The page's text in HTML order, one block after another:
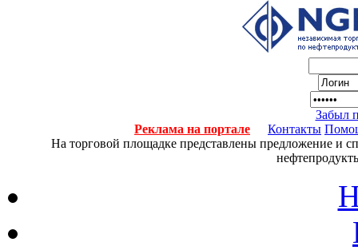
Забыл
Реклама на портале
Контакты
На торговой площадке представлены предложение и